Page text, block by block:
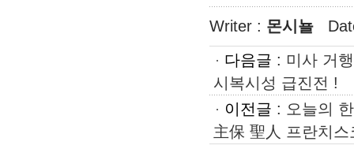
Writer : 몬시뇰
다음글 : 미사 거
시복시성 급진전 !
이전글 : 오늘의
主保 聖人 프란치